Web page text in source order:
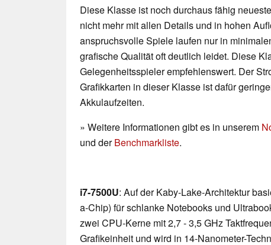
Diese Klasse ist noch durchaus fähig
nicht mehr mit allen Details und in hohen
anspruchsvolle Spiele laufen nur in
grafische Qualität oft deutlich leidet. Diese
Gelegenheitsspieler empfehlenswert. Der
Grafikkarten in dieser Klasse ist dafür
Akkulaufzeiten.
» Weitere Informationen gibt es in unserem
und derBenchmarkliste.
i7-7500U: Auf der Kaby-Lake-Architektur
a-Chip) für schlanke Notebooks und
zwei CPU-Kerne mit 2,7 - 3,5 GHz
Grafikeinheit und wird in 14-Nanometer-